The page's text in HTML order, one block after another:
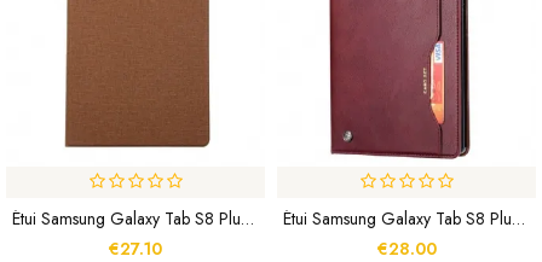
Étui Samsung Galaxy Tab S8 Plus / S7 Plus Tissu
€27.10
Étui Samsung Galaxy Tab S8 Plus / Tab S7 Plus Card Set
€28.00